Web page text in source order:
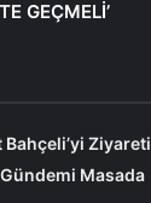
GEÇMELİ’
Ziyareti
Masada